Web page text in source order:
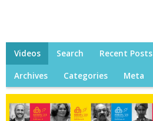
Videos Search Recent Posts
Archives Categories Meta